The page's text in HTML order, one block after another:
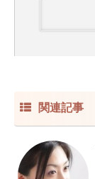
関連記事